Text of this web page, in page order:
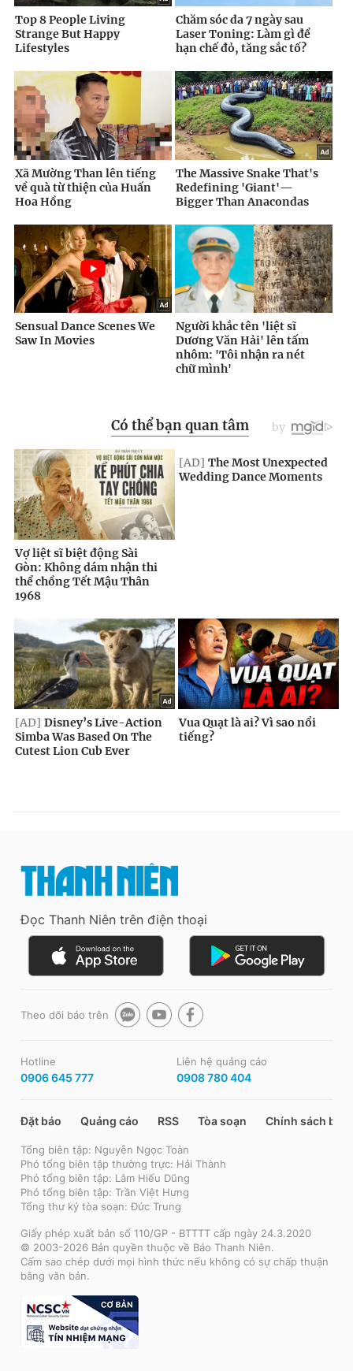
Đọc Thanh Niên trên điện thoại
Theo dõi báo trên
Hotline
0906 645 777
Liên hệ quảng cáo
0908 780 404
Đặt báo Quảng cáo RSS Tòa soạn Chính sách bảo
Tổng biên tập: Nguyễn Ngọc Toàn
Phó tổng biên tập thường trực: Hải Thành
Phó tổng biên tập: Lâm Hiếu Dũng
Phó tổng biên tập: Trần Việt Hưng
Tổng thư ký tòa soạn: Đức Trung
Giấy phép xuất bản số 110/GP - BTTTT cấp ngày 24.3.2020
© 2003-2026 Bản quyền thuộc về Báo Thanh Niên.
Cấm sao chép dưới mọi hình thức nếu không có sự chấp thuận
bằng văn bản.